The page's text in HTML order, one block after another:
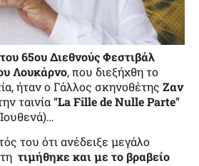
65ου Διεθνούς Φεστιβάλ
Λουκάρνο, που διεξήχθη το
ήταν ο Γάλλος σκηνοθέτης Ζαν
ταινία “La Fille de Nulle Parte”
του ότι ανέδειξε μεγάλο
τιμήθηκε και με το βραβείο